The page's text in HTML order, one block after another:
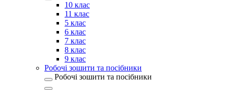
10 клас
11 клас
5 клас
6 клас
7 клас
8 клас
9 клас
Робочі зошити та посібники
Робочі зошити та посібники